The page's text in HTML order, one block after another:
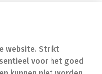
website. Strikt
voor het goed
geval van nood